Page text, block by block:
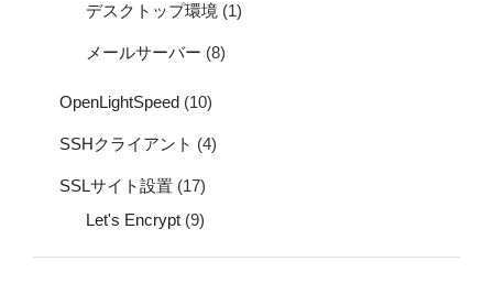
デスクトップ環境 (1)
メールサーバー (8)
OpenLightSpeed (10)
SSHクライアント (4)
SSLサイト設置 (17)
Let's Encrypt (9)